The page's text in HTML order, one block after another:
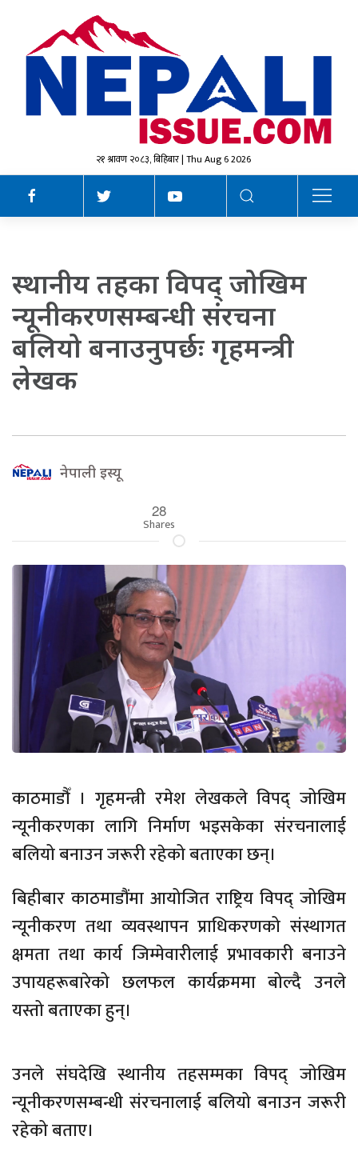
२१ श्रावण २०८३, बिहिबार | Thu Aug 6 2026
स्थानीय तहका विपद् जोखिम
न्यूनीकरणसम्बन्धी संरचना
बलियो बनाउनुपर्छः गृहमन्त्री
लेखक
नेपाली इस्यू
28
Shares
काठमाडौँ । गृहमन्त्री रमेश लेखकले विपद् जोखिम
न्यूनीकरणका लागि निर्माण भइसकेका संरचनालाई
बलियो बनाउन जरूरी रहेको बताएका छन्।
बिहीबार काठमाडौंमा आयोजित राष्ट्रिय विपद् जोखिम
न्यूनीकरण तथा व्यवस्थापन प्राधिकरणको संस्थागत
क्षमता तथा कार्य जिम्मेवारीलाई प्रभावकारी बनाउने
उपायहरूबारेको छलफल कार्यक्रममा बोल्दै उनले
यस्तो बताएका हुन्।
उनले संघदेखि स्थानीय तहसम्मका विपद् जोखिम
न्यूनीकरणसम्बन्धी संरचनालाई बलियो बनाउन जरूरी
रहेको बताए।